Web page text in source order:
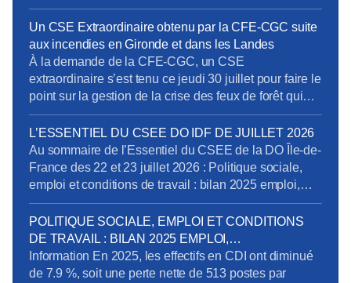
près de 19500 établissements et près de 61 500
salariés qui étaient concernés. Pour limiter les
impacts de cette crise sur l’emploi et sur les
entreprises, l’activité partielle peut-être […]
Un CSE Extraordinaire obtenu par la CFE-CGC suite
aux incendies en Gironde et dans les Landes
À la demande de la CFE-CGC, un CSE
extraordinaire s’est tenu ce jeudi 30 juillet pour faire le
point sur la gestion de la crise des feux de forêt qui
touchent la Gironde et les Landes. Plus de 1 100
salariés de la DO Grand Sud-Ouest sont concernés.
Voici ce qu’il faut retenir des échanges, […]
L’ESSENTIEL DU CSEE DO IDF DE JUILLET 2026
Au sommaire de l’Essentiel du CSEE de la DO Île-de-
France des 22 et 23 juillet 2026 : Politique sociale,
emploi et conditions de travail : bilan 2025 emploi,
perspectives et compétences Pôle Obligations
Légales de Paris : dénonciation d’usage et mise en
conformité des déclarations des heures et périodes
d’astreinte Recrutement d’un préventeur au sein […]
POLITIQUE SOCIALE, EMPLOI ET CONDITIONS
DE TRAVAIL : BILAN 2025 EMPLOI,
PERSPECTIVES ET COMPÉTENCES
Information En 2025, les effectifs en CDI ont diminué
de 7.9 %, soit une perte nette de 513 postes par